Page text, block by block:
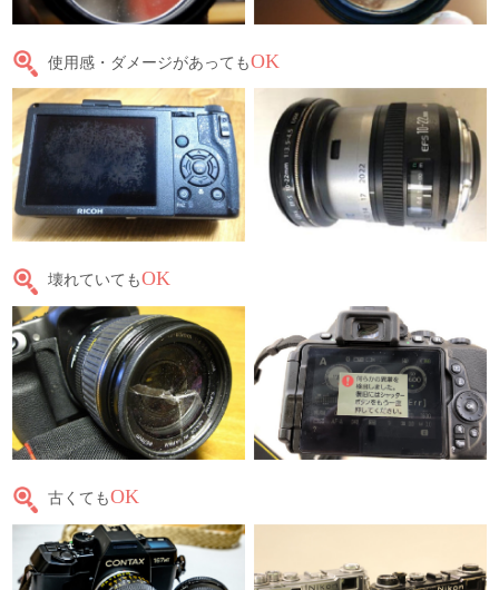
使用感・ダメージがあってもOK
壊れていてもOK
古くてもOK